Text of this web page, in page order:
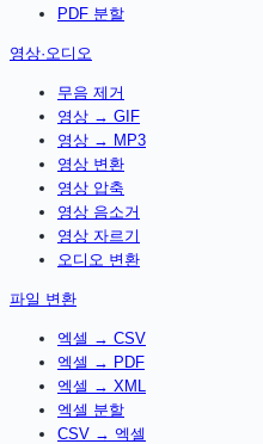
PDF 분할
영상·오디오
무음 제거
영상 → GIF
영상 → MP3
영상 변환
영상 압축
영상 음소거
영상 자르기
오디오 변환
파일 변환
엑셀 → CSV
엑셀 → PDF
엑셀 → XML
엑셀 분할
CSV → 엑셀